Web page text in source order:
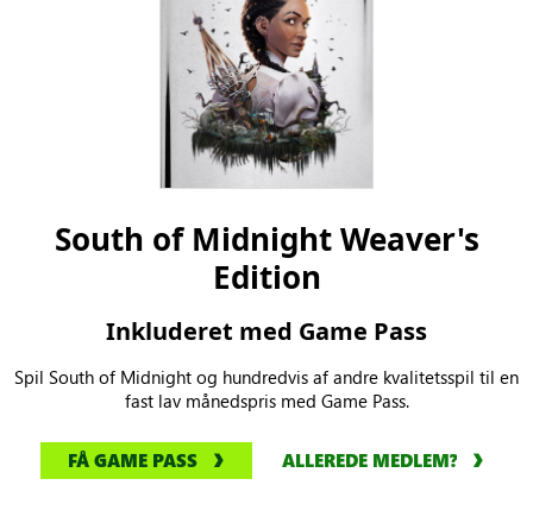
South of Midnight Weaver's
Edition
Inkluderet med Game Pass
Spil South of Midnight og hundredvis af andre kvalitetsspil til en
fast lav månedspris med Game Pass.
FÅ GAME PASS ALLEREDE MEDLEM?